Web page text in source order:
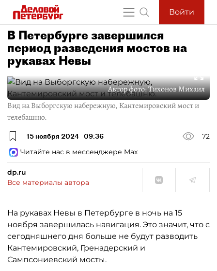
Войти
В Петербурге завершился
период разведения мостов на
рукавах Невы
Автор фото:Тихонов Михаил
Вид на Выборгскую набережную, Кантемировский мост и
телебашню.
15 ноября 2024 09:36
72
Читайте нас в мессенджере Max
dp.ru
Все материалы автора
На рукавах Невы в Петербурге в ночь на 15
ноября завершилась навигация. Это значит, что с
сегодняшнего дня больше не будут разводить
Кантемировский, Гренадерский и
Сампсониевский мосты.